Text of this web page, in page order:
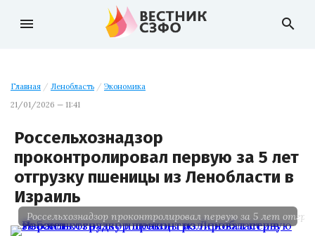
menu search
Главная / Ленобласть / Экономика
21/01/2026 — 11:41
Россельхознадзор
проконтролировал первую за 5 лет
отгрузку пшеницы из Ленобласти в
Израиль
Россельхознадзор проконтролировал первую за 5 лет